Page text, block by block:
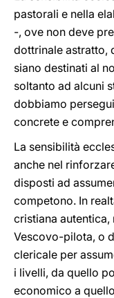
pastorali e nella
-, ove non deve
dottrinale astratto,
siano destinati al
soltanto ad alcuni
dobbiamo
concrete e
La sensibilità
anche nel
disposti ad
competono. In
cristiana
Vescovo-pilota, o
clericale per
i livelli, da quello
economico a